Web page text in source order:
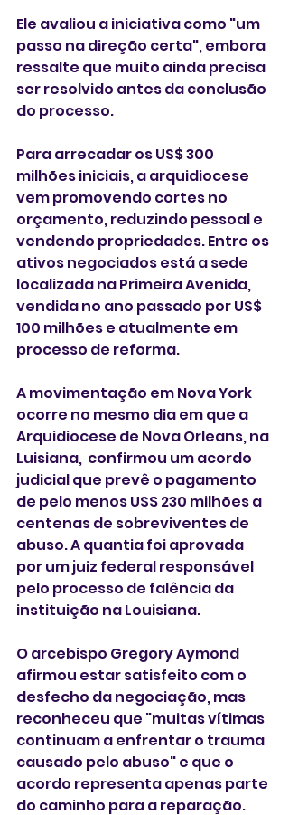
Ele avaliou a iniciativa como "um
passo na direção certa", embora
ressalte que muito ainda precisa
ser resolvido antes da conclusão
do processo.
Para arrecadar os US$ 300
milhões iniciais, a arquidiocese
vem promovendo cortes no
orçamento, reduzindo pessoal e
vendendo propriedades. Entre os
ativos negociados está a sede
localizada na Primeira Avenida,
vendida no ano passado por US$
100 milhões e atualmente em
processo de reforma.
A movimentação em Nova York
ocorre no mesmo dia em que a
Arquidiocese de Nova Orleans, na
Luisiana,  confirmou um acordo
judicial que prevê o pagamento
de pelo menos US$ 230 milhões a
centenas de sobreviventes de
abuso. A quantia foi aprovada
por um juiz federal responsável
pelo processo de falência da
instituição na Louisiana.
O arcebispo Gregory Aymond
afirmou estar satisfeito com o
desfecho da negociação, mas
reconheceu que "muitas vítimas
continuam a enfrentar o trauma
causado pelo abuso" e que o
acordo representa apenas parte
do caminho para a reparação.